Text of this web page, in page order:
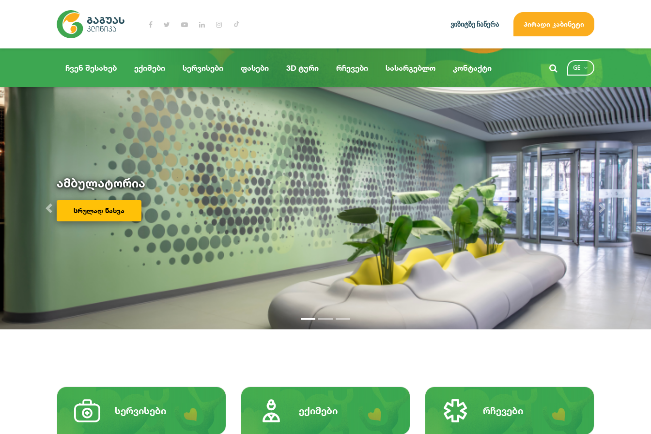
ვიზიტზე ჩაწერა პირადი კაბინეტი
ჩვენ შესახებ ექიმები სერვისები ფასები 3D ტური რჩევები სასარგებლო კონტაქტი GE
ამბულატორია
სრულად ნახვა
სერვისები ექიმები რჩევები